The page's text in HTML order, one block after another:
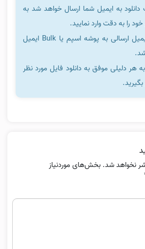
به ایمیل شما ارسال خواهد شد به
را به دقت وارد نمایید.
ممکن است ایمیل ارسالی به پوشه اسپم یا Bulk ایمیل
هر دلیلی موفق به دانلود فایل مورد نظر
نخواهد شد. بخش‌های موردنیاز